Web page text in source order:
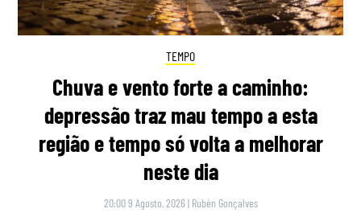
TEMPO
Chuva e vento forte a caminho:
depressão traz mau tempo a esta
região e tempo só volta a melhorar
neste dia
20:00 9 Agosto, 2026 | Rubén Gonçalves